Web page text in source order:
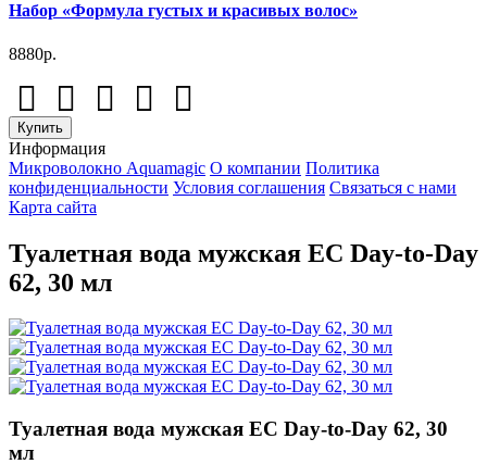
Набор «Формула густых и красивых волос»
8880р.
Купить
Информация
Микроволокно Aquamagic О компании Политика
конфиденциальности Условия соглашения Связаться с нами
Карта сайта
Туалетная вода мужская EC Day-to-Day
62, 30 мл
Туалетная вода мужская EC Day-to-Day 62, 30
мл